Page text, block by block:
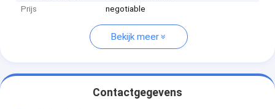
Prijs
negotiable
Bekijk meer
Contactgegevens